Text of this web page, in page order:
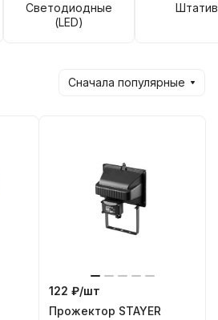
Светодиодные
(LED)
Сначала популярные
122 ₽/шт
Прожектор STAYER